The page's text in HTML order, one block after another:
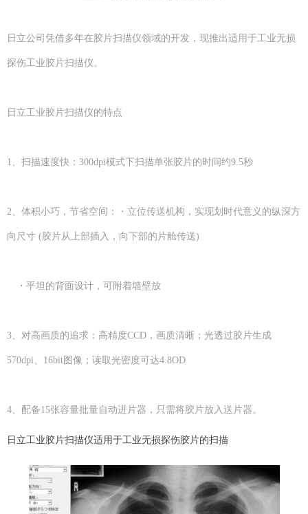
日立公司凭借多年在胶片扫描仪领域的开发，现推出适用于工业无损
探伤工业胶片扫描仪。
日立工业胶片扫描仪的特点
1、扫描速度快：300dpi模式下扫描单张胶片的时间约9.5秒
2、体积小巧，节省空间：・立位传送机构，实现划时代意义的纵深方
向尺寸 (胶片从上部插入，向下部的片舱传送)
・平坦的背面设计，可附着墙壁放
3、对高画质的追求：高精度CCD，画质清晰；光透过胶片生成
570dpi、16bit图像；读取光密度可达4.8OD
4、配备15张容量批量自动进片器，只需将胶片放入送片器。
日立工业胶片扫描仪适用于工业无损探伤胶片的扫描